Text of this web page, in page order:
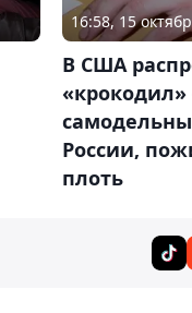
16:58, 15
В США
«крокодил»
России,
плоть